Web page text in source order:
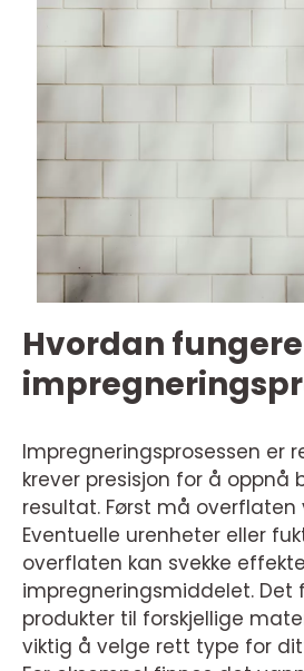
Hvordan
Impregneringsprosessen er
krever presisjon for å oppnå
resultat. Først må
Eventuelle urenheter eller
overflaten kan svekke
impregneringsmiddelet. Det
produkter til forskjellige
viktig å velge rett type for